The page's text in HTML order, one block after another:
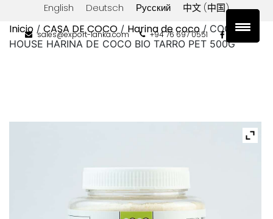
English Deutsch Русский 中文 (中国)
sales@export-lanka.com +94 76 697 0551
Inicio / CASA DE COCO / Harina de coco/ COCO
HOUSE HARINA DE COCO BIO TARRO PET 500G